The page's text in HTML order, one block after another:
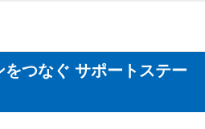
つなぐ サポートステー